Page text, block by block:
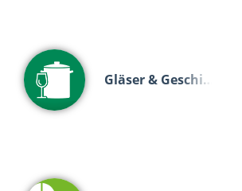
Gläser & Geschi…